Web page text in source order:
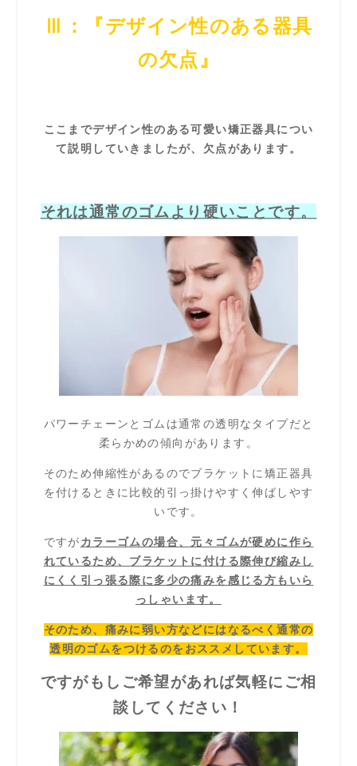
Ⅲ：『デザイン性のある器具
の欠点』
ここまでデザイン性のある可愛い矯正器具につい
て説明していきましたが、欠点があります。
それは通常のゴムより硬いことです。
パワーチェーンとゴムは通常の透明なタイプだと
柔らかめの傾向があります。
そのため伸縮性があるのでブラケットに矯正器具
を付けるときに比較的引っ掛けやすく伸ばしやす
いです。
ですがカラーゴムの場合、元々ゴムが硬めに作ら
れているため、ブラケットに付ける際伸び縮みし
にくく引っ張る際に多少の痛みを感じる方もいら
っしゃいます。
そのため、痛みに弱い方などにはなるべく通常の
透明のゴムをつけるのをおススメしています。
ですがもしご希望があれば気軽にご相
談してください！